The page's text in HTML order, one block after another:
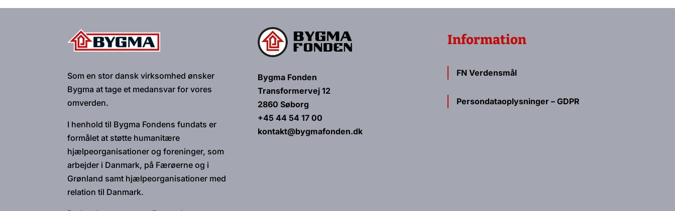
Som en stor dansk virksomhed ønsker
Bygma at tage et medansvar for vores
omverden.
I henhold til Bygma Fondens fundats er
formålet at støtte humanitære
hjælpeorganisationer og foreninger, som
arbejder i Danmark, på Færøerne og i
Grønland samt hjælpeorganisationer med
relation til Danmark.
Bygma Fonden
Transformervej 12
2860 Søborg
+45 44 54 17 00
kontakt@bygmafonden.dk
Information
FN Verdensmål
Persondataoplysninger – GDPR